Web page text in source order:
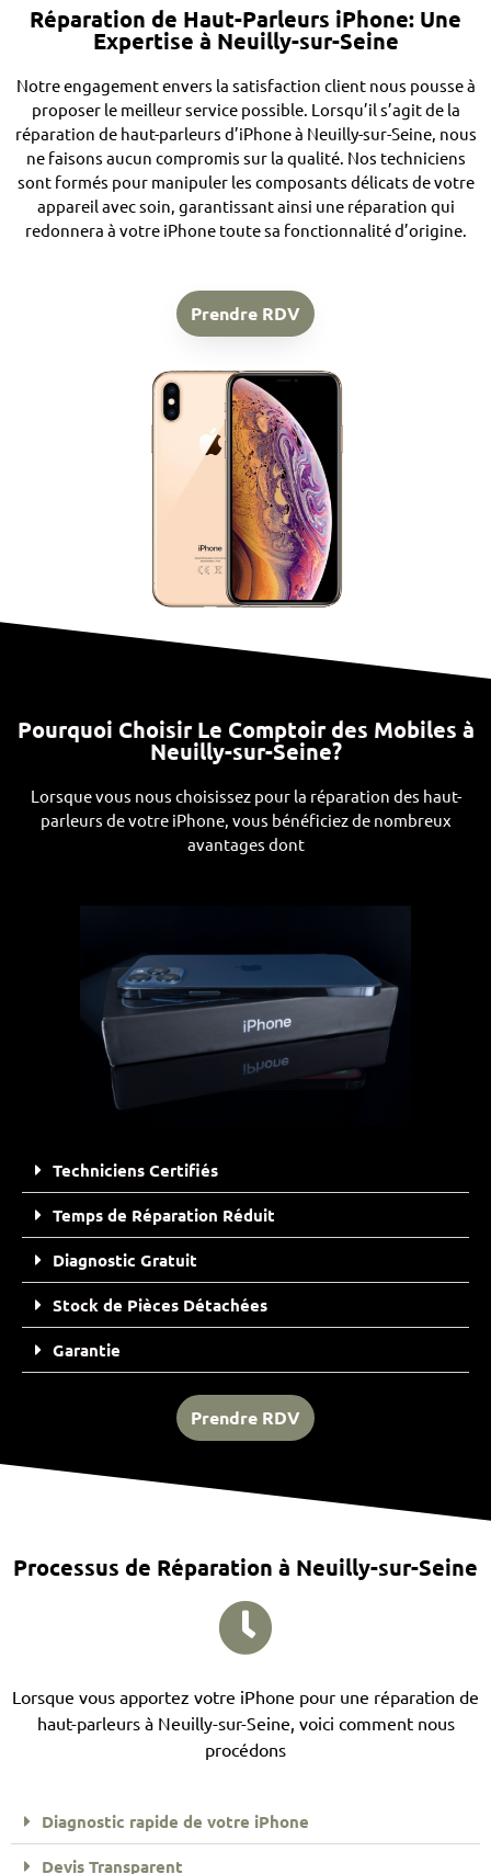
Réparation de Haut-Parleurs iPhone: Une
Expertise à Neuilly-sur-Seine
Notre engagement envers la satisfaction client nous pousse à
proposer le meilleur service possible. Lorsqu’il s’agit de la
réparation de haut-parleurs d’iPhone à Neuilly-sur-Seine, nous
ne faisons aucun compromis sur la qualité. Nos techniciens
sont formés pour manipuler les composants délicats de votre
appareil avec soin, garantissant ainsi une réparation qui
redonnera à votre iPhone toute sa fonctionnalité d’origine.
Prendre RDV
Pourquoi Choisir Le Comptoir des Mobiles à
Neuilly-sur-Seine?
Lorsque vous nous choisissez pour la réparation des haut-
parleurs de votre iPhone, vous bénéficiez de nombreux
avantages dont
Techniciens Certifiés
Temps de Réparation Réduit
Diagnostic Gratuit
Stock de Pièces Détachées
Garantie
Prendre RDV
Processus de Réparation à Neuilly-sur-Seine
Lorsque vous apportez votre iPhone pour une réparation de
haut-parleurs à Neuilly-sur-Seine, voici comment nous
procédons
Diagnostic rapide de votre iPhone
Devis Transparent